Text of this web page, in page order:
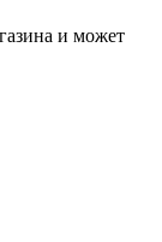
и может